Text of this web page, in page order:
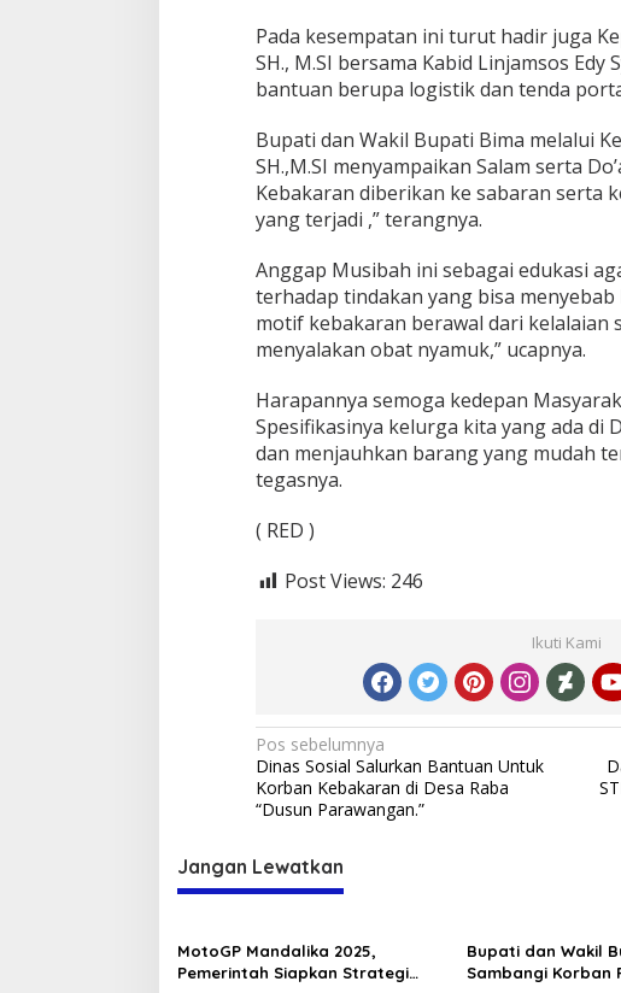
Pada kesempatan ini turut hadir juga
SH., M.SI bersama Kabid Linjamsos Edy
bantuan berupa logistik dan tenda
Bupati dan Wakil Bupati Bima melalui
SH.,M.SI menyampaikan Salam serta
Kebakaran diberikan ke sabaran serta
yang terjadi ,” terangnya.
Anggap Musibah ini sebagai edukasi
terhadap tindakan yang bisa
motif kebakaran berawal dari kelalaian
menyalakan obat nyamuk,” ucapnya.
Harapannya semoga kedepan
Spesifikasinya kelurga kita yang ada di
dan menjauhkan barang yang mudah
tegasnya.
( RED )
Post Views: 246
Ikuti Kami
Navigasi
pos
Pos sebelumnya
Dinas Sosial Salurkan Bantuan Untuk
Korban Kebakaran di Desa Raba
“Dusun Parawangan.”
Jangan Lewatkan
MotoGP Mandalika 2025,
Pemerintah Siapkan Strategi
Bupati dan Wakil
Sambangi Korban